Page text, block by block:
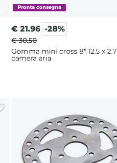
€ 21.96 -28%
€ 30.50
Gomma mini cross 8" 12.5 x 2.75 +
camera aria